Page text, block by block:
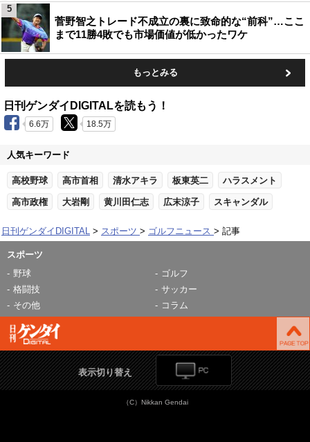
菅野智之トレード不成立の裏に致命的な“前科”…ここ
まで11勝4敗でも市場価値が低かったワケ
5
もっとみる
日刊ゲンダイDIGITALを読もう！
6.6万 18.5万
人気キーワード
高校野球 高市首相 清水アキラ 板東英二 ハラスメント
高市政権 大岩剛 黄川田仁志 広末涼子 スキャンダル
日刊ゲンダイDIGITAL スポーツ ゴルフニュース 記事
スポーツ
野球
ゴルフ
格闘技
サッカー
その他
コラム
表示切り替え
（C）Nikkan Gendai